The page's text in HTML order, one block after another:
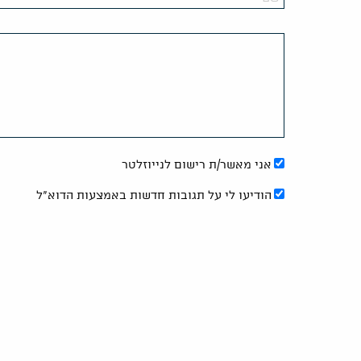
אני מאשר/ת רישום לנייוזלטר
הודיעו לי על תגובות חדשות באמצעות הדוא"ל